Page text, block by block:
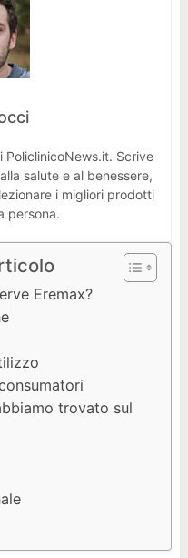
Scrive
salute e al benessere,
i migliori prodotti
persona.
Eremax?
trovato sul